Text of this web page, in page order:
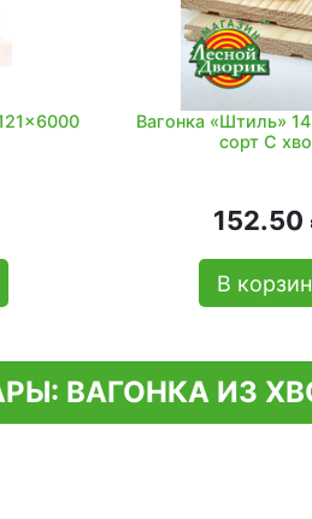
Вагонка «Штиль»
сорт С
152.50
В
ВАГОНКА ИЗ